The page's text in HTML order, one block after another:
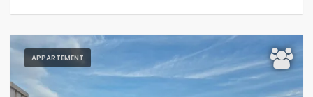
APPARTEMENT